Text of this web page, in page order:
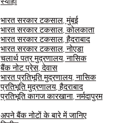
भारत सरकार टकसाल, मुंबई
भारत सरकार टकसाल, कोलकाता
भारत सरकार टकसाल, हैदराबाद
भारत सरकार टकसाल, नोएडा
चलार्थ पत्र मुद्रणालय, नासिक
बैंक नोट प्रेस, देवास
भारत प्रतिभूति मुद्रणालय, नासिक
प्रतिभूति मुद्रणालय, हैदराबाद
प्रतिभूति कागज कारखाना, नर्मदापुरम
अपने बैंक नोटों के बारे में जानिए